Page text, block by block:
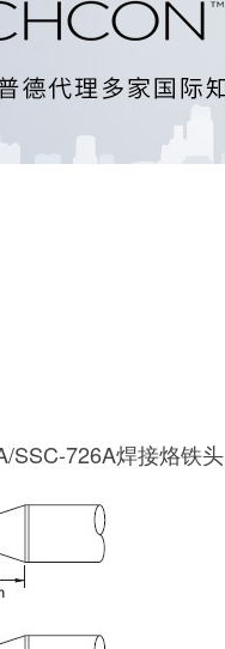
SSC-726A焊接烙铁头